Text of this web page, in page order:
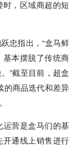
，区域商超的短
忠指出，“盒马鲜
本摆脱了传统商
”截至目前，超盒
的商品迭代和差异
营是盒马们的基
通线上销售进行